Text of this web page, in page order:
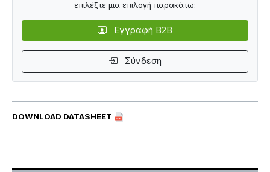
DOWNLOAD DATASHEET
επιλέξτε μια επιλογή παρακάτω:
Εγγραφή B2B
Σύνδεση